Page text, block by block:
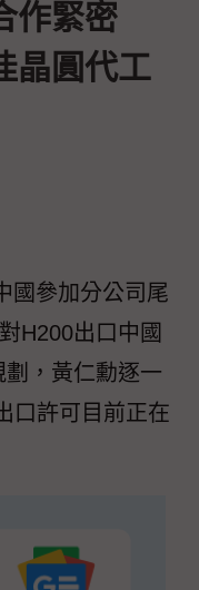
作緊密
晶圓代工
國參加分公司尾
H200出口中國
，黃仁勳逐一
口許可目前正在